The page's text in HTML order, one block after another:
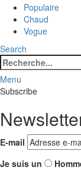
Populaire
Chaud
Vogue
Search
Search
for:
Menu
Subscribe
E-mail
Je suis un